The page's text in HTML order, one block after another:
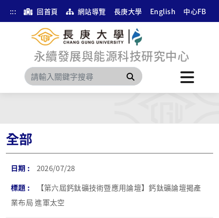
::: 回首頁 網站導覽 長庚大學 English 中心FB
永續發展與能源科技研究中心
搜尋
全部
2026/07/28
【第六屆鈣鈦礦技術暨應用論壇】鈣鈦礦論壇揭產
業布局 進軍太空